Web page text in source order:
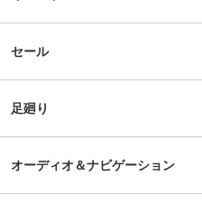
セール
足廻り
オーディオ＆ナビゲーション